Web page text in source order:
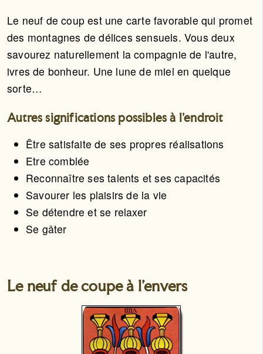
Le neuf de coup est une carte favorable qui promet
des montagnes de délices sensuels. Vous deux
savourez naturellement la compagnie de l'autre,
ivres de bonheur. Une lune de miel en quelque
sorte…
Autres significations possibles à l'endroit
Être satisfaite de ses propres réalisations
Etre comblée
Reconnaître ses talents et ses capacités
Savourer les plaisirs de la vie
Se détendre et se relaxer
Se gâter
Le neuf de coupe à l'envers